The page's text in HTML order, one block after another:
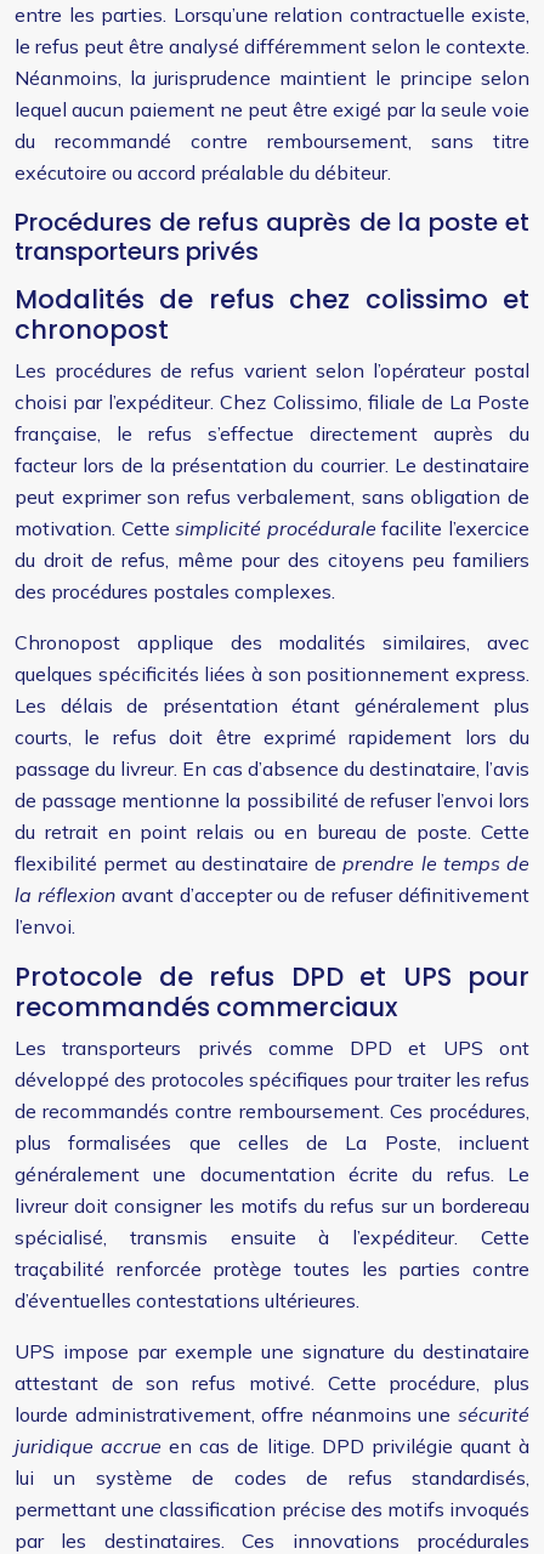
entre les parties. Lorsqu’une relation contractuelle existe,
le refus peut être analysé différemment selon le contexte.
Néanmoins, la jurisprudence maintient le principe selon
lequel aucun paiement ne peut être exigé par la seule voie
du recommandé contre remboursement, sans titre
exécutoire ou accord préalable du débiteur.
Procédures de refus auprès de la poste et
transporteurs privés
Modalités de refus chez colissimo et
chronopost
Les procédures de refus varient selon l’opérateur postal
choisi par l’expéditeur. Chez Colissimo, filiale de La Poste
française, le refus s’effectue directement auprès du
facteur lors de la présentation du courrier. Le destinataire
peut exprimer son refus verbalement, sans obligation de
motivation. Cettesimplicité procéduralefacilite l’exercice
du droit de refus, même pour des citoyens peu familiers
des procédures postales complexes.
Chronopost applique des modalités similaires, avec
quelques spécificités liées à son positionnement express.
Les délais de présentation étant généralement plus
courts, le refus doit être exprimé rapidement lors du
passage du livreur. En cas d’absence du destinataire, l’avis
de passage mentionne la possibilité de refuser l’envoi lors
du retrait en point relais ou en bureau de poste. Cette
flexibilité permet au destinataire deprendre le temps de
la réflexion avant d’accepter ou de refuser définitivement
l’envoi.
Protocole de refus DPD et UPS pour
recommandés commerciaux
Les transporteurs privés comme DPD et UPS ont
développé des protocoles spécifiques pour traiter les refus
de recommandés contre remboursement. Ces procédures,
plus formalisées que celles de La Poste, incluent
généralement une documentation écrite du refus. Le
livreur doit consigner les motifs du refus sur un bordereau
spécialisé, transmis ensuite à l’expéditeur. Cette
traçabilité renforcée protège toutes les parties contre
d’éventuelles contestations ultérieures.
UPS impose par exemple une signature du destinataire
attestant de son refus motivé. Cette procédure, plus
lourde administrativement, offre néanmoins une sécurité
juridique accrueen cas de litige. DPD privilégie quant à
lui un système de codes de refus standardisés,
permettant une classification précise des motifs invoqués
par les destinataires. Ces innovations procédurales